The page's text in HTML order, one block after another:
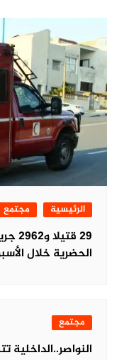
الرئيسية مجتمع
29
الحضرية خلال
مجتمع
النواصر..الداخلية